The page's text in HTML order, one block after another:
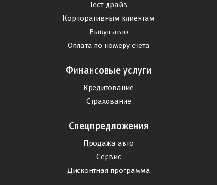
Тест-драйв
Корпоративным клиентам
Выкуп авто
Оплата по номеру счета
Финансовые услуги
Кредитование
Страхование
Спецпредложения
Продажа авто
Сервис
Дисконтная программа